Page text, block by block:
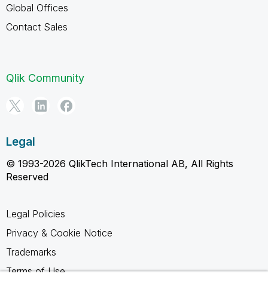
Global Offices
Contact Sales
Qlik Community
Legal
© 1993-2026 QlikTech International AB, All Rights
Reserved
Legal Policies
Privacy & Cookie Notice
Trademarks
Terms of Use